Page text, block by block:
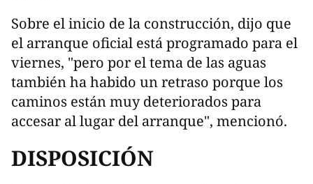
Sobre el inicio de la construcción, dijo que
el arranque oficial está programado para el
viernes, "pero por el tema de las aguas
también ha habido un retraso porque los
caminos están muy deteriorados para
accesar al lugar del arranque", mencionó.
DISPOSICIÓN